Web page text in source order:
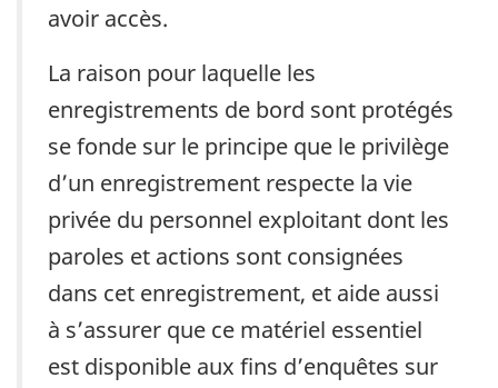
avoir accès.
La raison pour laquelle les
enregistrements de bord sont protégés
se fonde sur le principe que le privilège
d’un enregistrement respecte la vie
privée du personnel exploitant dont les
paroles et actions sont consignées
dans cet enregistrement, et aide aussi
à s’assurer que ce matériel essentiel
est disponible aux fins d’enquêtes sur